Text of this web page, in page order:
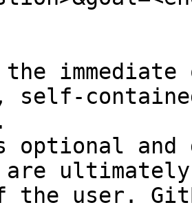
self-
and
are
the user.